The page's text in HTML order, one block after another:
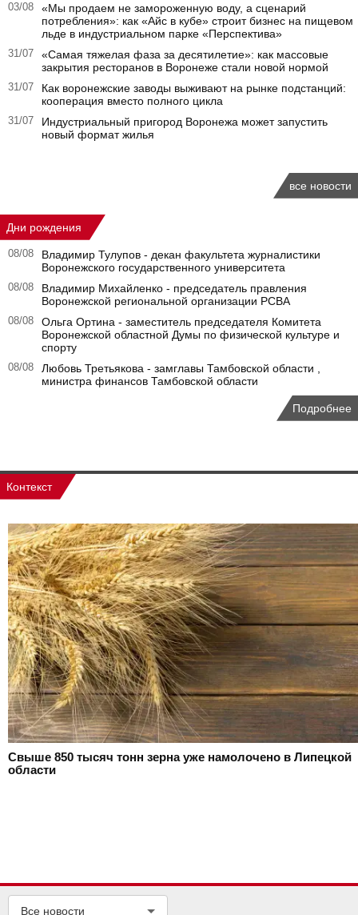
03/08
«Мы продаем не замороженную воду, а сценарий
потребления»: как «Айс в кубе» строит бизнес на пищевом
льде в индустриальном парке «Перспектива»
31/07
«Самая тяжелая фаза за десятилетие»: как массовые
закрытия ресторанов в Воронеже стали новой нормой
31/07
Как воронежские заводы выживают на рынке подстанций:
кооперация вместо полного цикла
31/07
Индустриальный пригород Воронежа может запустить
новый формат жилья
все новости
Дни рождения
08/08
Владимир Тулупов - декан факультета журналистики
Воронежского государственного университета
08/08
Владимир Михайленко - председатель правления
Воронежской региональной организации РСВА
08/08
Ольга Ортина - заместитель председателя Комитета
Воронежской областной Думы по физической культуре и
спорту
08/08
Любовь Третьякова - замглавы Тамбовской области ,
министра финансов Тамбовской области
Подробнее
Контекст
Свыше 850 тысяч тонн зерна уже намолочено в Липецкой
области
Все новости